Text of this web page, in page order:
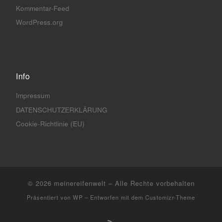
Kommentar-Feed
WordPress.org
Info
Impressum
DATENSCHUTZERKLÄRUNG
Cookie-Richtlinie (EU)
© 2026 meinereifenwelt – Alle Rechte vorbehalten
Präsentiert von WP – Entworfen mit dem Customizr-Theme